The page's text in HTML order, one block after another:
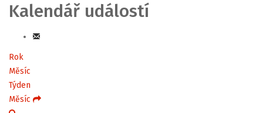
Kalendář událostí
Rok
Měsíc
Týden
Měsíc